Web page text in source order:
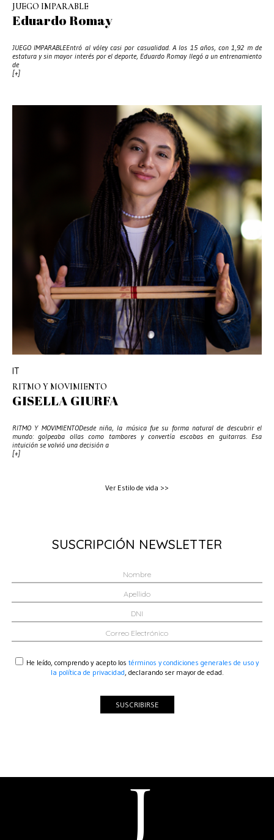
JUEGO IMPARABLE
Eduardo Romay
JUEGO IMPARABLEEntró al vóley casi por casualidad. A los 15 años, con 1,92 m de
estatura y sin mayor interés por el deporte, Eduardo Romay llegó a un entrenamiento
de
[+]
IT
RITMO Y MOVIMIENTO
GISELLA GIURFA
RITMO Y MOVIMIENTODesde niña, la música fue su forma natural de descubrir el
mundo: golpeaba ollas como tambores y convertía escobas en guitarras. Esa
intuición se volvió una decisión a
[+]
Ver Estilo de vida >>
SUSCRIPCIÓN NEWSLETTER
He leído, comprendo y acepto los términos y condiciones generales de uso y
la política de privacidad, declarando ser mayor de edad.
SUSCRIBIRSE